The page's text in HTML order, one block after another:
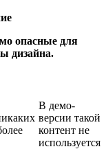
опасные для
дизайна.
В демо-
версии такой
контент не
используется